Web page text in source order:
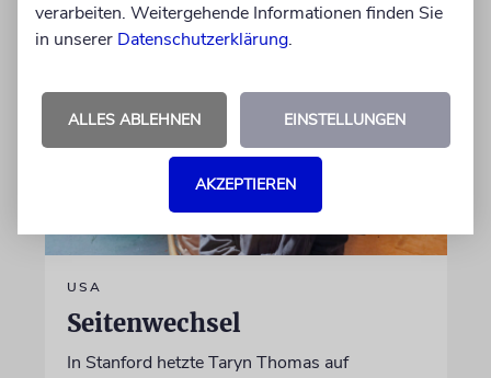
USA
Seitenwechsel
In Stanford hetzte Taryn Thomas auf
verarbeiten. Weitergehende Informationen finden Sie
in unserer Datenschutzerklärung.
ALLES ABLEHNEN EINSTELLUNGEN
AKZEPTIEREN